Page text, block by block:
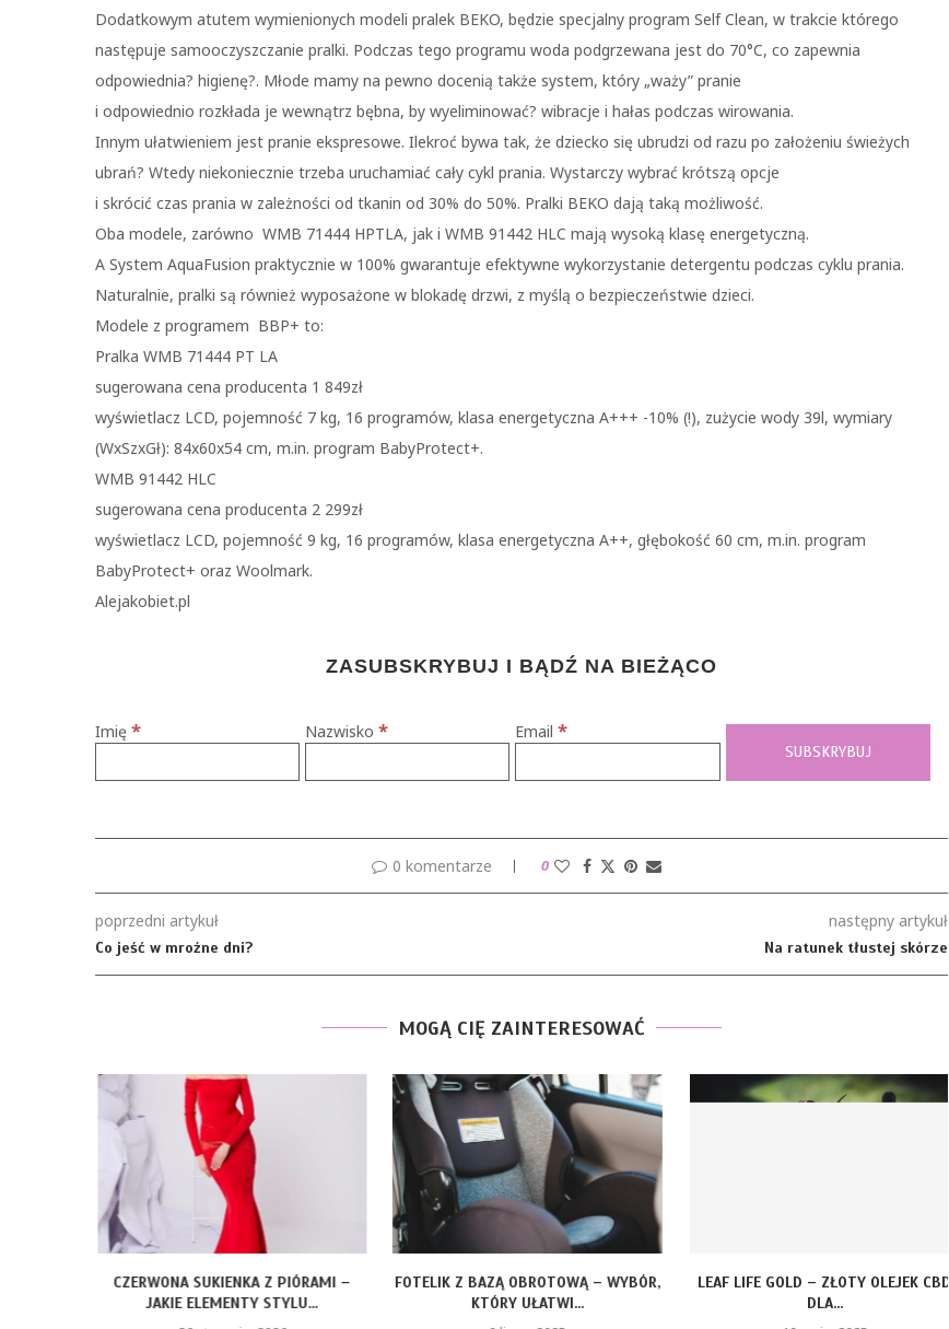
Dodatkowym atutem wymienionych modeli pralek BEKO, będzie specjalny program Self Clean, w trakcie którego
następuje samooczyszczanie pralki. Podczas tego programu woda podgrzewana jest do 70°C, co zapewnia
odpowiednia? higienę?. Młode mamy na pewno docenią także system, który „waży” pranie
i odpowiednio rozkłada je wewnątrz bębna, by wyeliminować? wibracje i hałas podczas wirowania.
Innym ułatwieniem jest pranie ekspresowe. Ilekroć bywa tak, że dziecko się ubrudzi od razu po założeniu świeżych
ubrań? Wtedy niekoniecznie trzeba uruchamiać cały cykl prania. Wystarczy wybrać krótszą opcje
i skrócić czas prania w zależności od tkanin od 30% do 50%. Pralki BEKO dają taką możliwość.
Oba modele, zarówno WMB 71444 HPTLA, jak i WMB 91442 HLC mają wysoką klasę energetyczną.
A System AquaFusion praktycznie w 100% gwarantuje efektywne wykorzystanie detergentu podczas cyklu prania.
Naturalnie, pralki są również wyposażone w blokadę drzwi, z myślą o bezpieczeństwie dzieci.
Modele z programem BBP+ to:
Pralka WMB 71444 PT LA
sugerowana cena producenta 1 849zł
wyświetlacz LCD, pojemność 7 kg, 16 programów, klasa energetyczna A+++ -10% (!), zużycie wody 39l, wymiary
(WxSzxGł): 84x60x54 cm, m.in. program BabyProtect+.
WMB 91442 HLC
sugerowana cena producenta 2 299zł
wyświetlacz LCD, pojemność 9 kg, 16 programów, klasa energetyczna A++, głębokość 60 cm, m.in. program
BabyProtect+ oraz Woolmark.
Alejakobiet.pl
ZASUBSKRYBUJ I BĄDŹ NA BIEŻĄCO
Imię * Nazwisko* Email*
0 komentarze 0
poprzedni artykuł
Co jeść w mroźne dni?
następny artykuł
Na ratunek tłustej skórze
MOGĄ CIĘ ZAINTERESOWAĆ
CZERWONA SUKIENKA Z PIÓRAMI –
JAKIE ELEMENTY STYLU...
FOTELIK Z BAZĄ OBROTOWĄ – WYBÓR,
KTÓRY UŁATWI...
LEAF LIFE GOLD – ZŁOTY OLEJEK CBD
DLA...